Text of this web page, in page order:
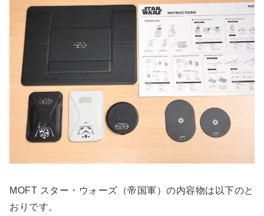
MOFT スター・ウォーズ（帝国軍）の内容物は以下のと
おりです。